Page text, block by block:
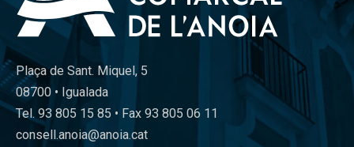
Plaça de Sant. Miquel, 5
08700 • Igualada
Tel. 93 805 15 85 • Fax 93 805 06 11
consell.anoia@anoia.cat